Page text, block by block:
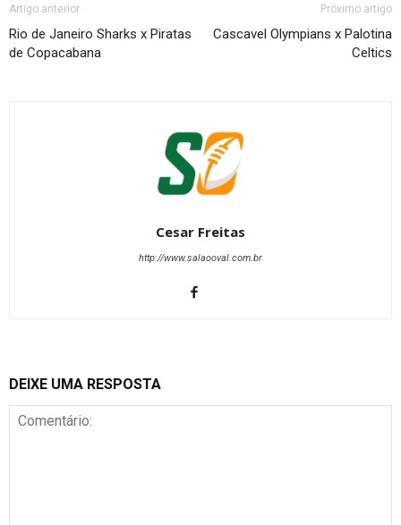
Artigo anterior
Rio de Janeiro Sharks x Piratas
de Copacabana
Próximo artigo
Cascavel Olympians x Palotina
Celtics
Cesar Freitas
http://www.salaooval.com.br
DEIXE UMA RESPOSTA